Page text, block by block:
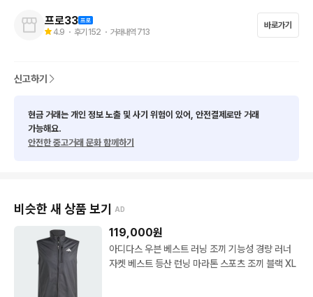
가시길 추천합니다**
프로33
4.9 ・ 후기 152 ・ 거래내역 713
바로가기
신고하기
현금 거래는 개인 정보 노출 및 사기 위험이 있어, 안전결제로만 거래
가능해요.
안전한 중고거래 문화 함께하기
비슷한 새 상품 보기 AD
119,000원
아디다스 우븐 베스트 러닝 조끼 기능성 경량 러너
자켓 베스트 등산 런닝 마라톤 스포츠 조끼 블랙 XL